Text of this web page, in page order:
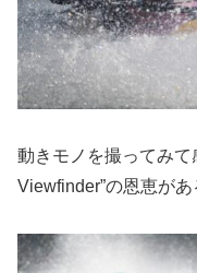
動きモノを撮ってみ
Viewfinder”の恩恵があ